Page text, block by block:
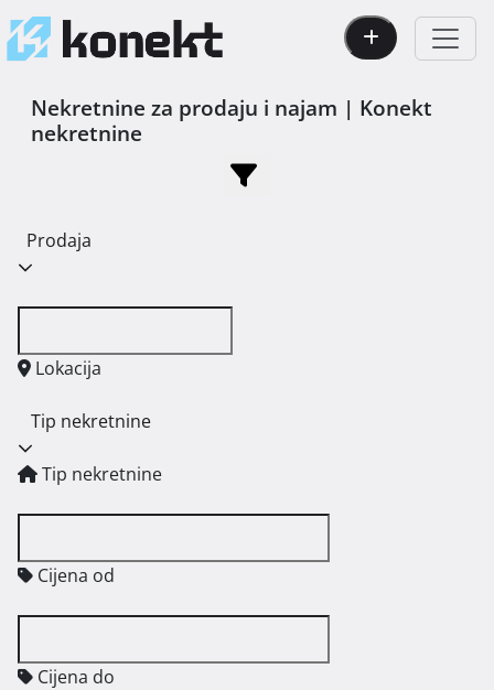
Nekretnine za prodaju i najam | Konekt
nekretnine
Prodaja
Lokacija
Tip nekretnine
Tip nekretnine
Cijena od
Cijena do